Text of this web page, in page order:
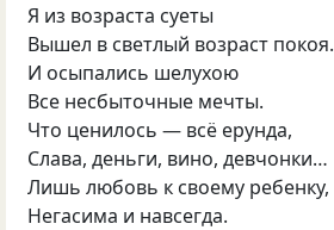
Я из возраста суеты
Вышел в светлый возраст покоя.
И осыпались шелухою
Все несбыточные мечты.
Что ценилось — всё ерунда,
Слава, деньги, вино, девчонки…
Лишь любовь к своему ребенку,
Негасима и навсегда.